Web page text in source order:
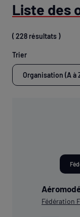
Liste des
( 228 résultats )
Trier
Fédération